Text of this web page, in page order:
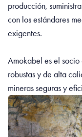
producción,
con los estándares
exigentes.
Amokabel es el
robustas y de alta
mineras seguras y